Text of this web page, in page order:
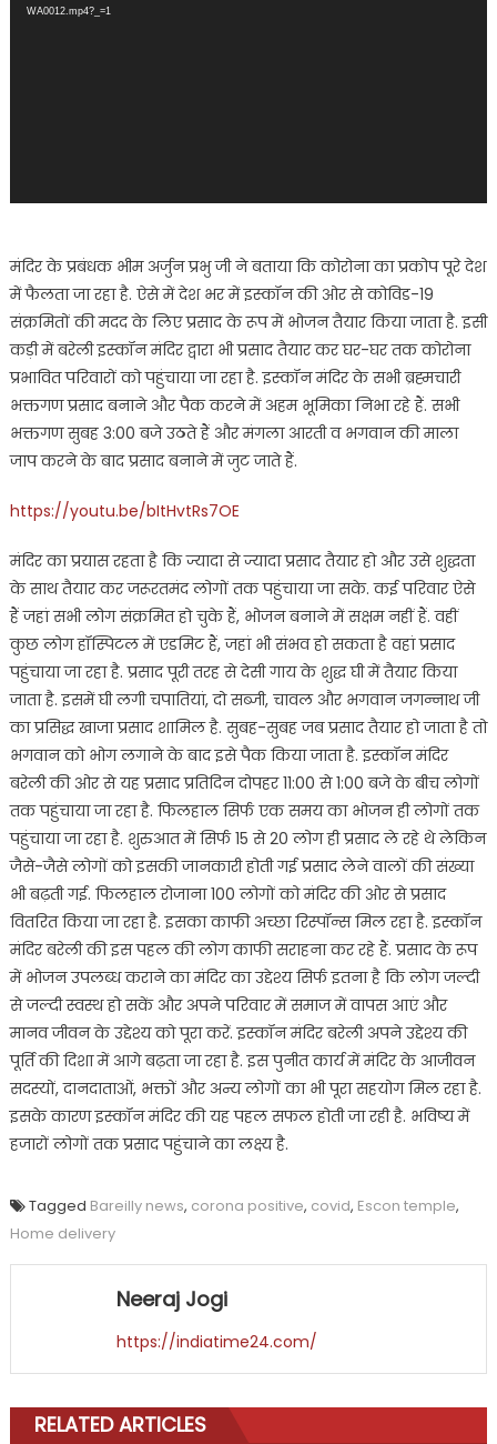
WA0012.mp4?_=1
मंदिर के प्रबंधक भीम अर्जुन प्रभु जी ने बताया कि कोरोना का प्रकोप पूरे देश
में फैलता जा रहा है. ऐसे में देश भर में इस्कॉन की ओर से कोविड-19
संक्रमितों की मदद के लिए प्रसाद के रूप में भोजन तैयार किया जाता है. इसी
कड़ी में बरेली इस्कॉन मंदिर द्वारा भी प्रसाद तैयार कर घर-घर तक कोरोना
प्रभावित परिवारों को पहुंचाया जा रहा है. इस्कॉन मंदिर के सभी ब्रह्मचारी
भक्तगण प्रसाद बनाने और पैक करने में अहम भूमिका निभा रहे हैं. सभी
भक्तगण सुबह 3:00 बजे उठते हैं और मंगला आरती व भगवान की माला
जाप करने के बाद प्रसाद बनाने में जुट जाते हैं.
https://youtu.be/bItHvtRs7OE
मंदिर का प्रयास रहता है कि ज्यादा से ज्यादा प्रसाद तैयार हो और उसे शुद्धता
के साथ तैयार कर जरूरतमंद लोगों तक पहुंचाया जा सके. कई परिवार ऐसे
हैं जहां सभी लोग संक्रमित हो चुके हैं, भोजन बनाने में सक्षम नहीं हैं. वहीं
कुछ लोग हॉस्पिटल में एडमिट हैं, जहां भी संभव हो सकता है वहां प्रसाद
पहुंचाया जा रहा है. प्रसाद पूरी तरह से देसी गाय के शुद्ध घी में तैयार किया
जाता है. इसमें घी लगी चपातियां, दो सब्जी, चावल और भगवान जगन्नाथ जी
का प्रसिद्ध खाजा प्रसाद शामिल है. सुबह-सुबह जब प्रसाद तैयार हो जाता है तो
भगवान को भोग लगाने के बाद इसे पैक किया जाता है. इस्कॉन मंदिर
बरेली की ओर से यह प्रसाद प्रतिदिन दोपहर 11:00 से 1:00 बजे के बीच लोगों
तक पहुंचाया जा रहा है. फिलहाल सिर्फ एक समय का भोजन ही लोगों तक
पहुंचाया जा रहा है. शुरुआत में सिर्फ 15 से 20 लोग ही प्रसाद ले रहे थे लेकिन
जैसे-जैसे लोगों को इसकी जानकारी होती गई प्रसाद लेने वालों की संख्या
भी बढ़ती गई. फिलहाल रोजाना 100 लोगों को मंदिर की ओर से प्रसाद
वितरित किया जा रहा है. इसका काफी अच्छा रिस्पॉन्स मिल रहा है. इस्कॉन
मंदिर बरेली की इस पहल की लोग काफी सराहना कर रहे हैं. प्रसाद के रूप
में भोजन उपलब्ध कराने का मंदिर का उद्देश्य सिर्फ इतना है कि लोग जल्दी
से जल्दी स्वस्थ हो सकें और अपने परिवार में समाज में वापस आएं और
मानव जीवन के उद्देश्य को पूरा करें. इस्कॉन मंदिर बरेली अपने उद्देश्य की
पूर्ति की दिशा में आगे बढ़ता जा रहा है. इस पुनीत कार्य में मंदिर के आजीवन
सदस्यों, दानदाताओं, भक्तों और अन्य लोगों का भी पूरा सहयोग मिल रहा है.
इसके कारण इस्कॉन मंदिर की यह पहल सफल होती जा रही है. भविष्य में
हजारों लोगों तक प्रसाद पहुंचाने का लक्ष्य है.
Tagged Bareilly news, corona positive, covid, Escon temple,
Home delivery
Neeraj Jogi
https://indiatime24.com/
RELATED ARTICLES